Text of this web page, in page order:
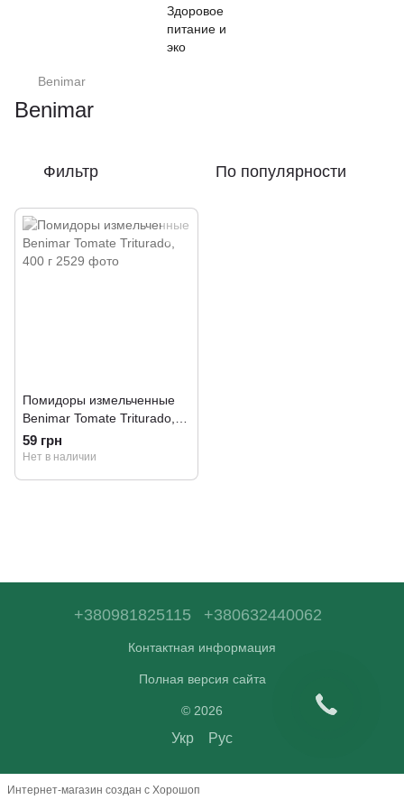
Benimar
Benimar
Фильтр По популярности
Помидоры измельченные
Benimar Tomate Triturado,
400 г
59 грн
Нет в наличии
+380981825115 +380632440062
Контактная информация
Полная версия сайта
© 2026
Укр Рус
Интернет-магазин создан с Хорошоп